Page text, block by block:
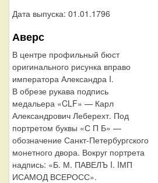
Дата выпуска: 01.01.1796
Аверс
В центре профильный бюст
оригинального рисунка вправо
императора Александра I.
В обрезе рукава подпись
медальера «CLF» — Карл
Александрович Леберехт. Под
портретом буквы «С П Б» —
обозначение Санкт-Петербургского
монетного двора. Вокруг портрета
надпись: «Б. М. ПАВЕЛЪ I. IМП
ИСАМОД ВСЕРОСС».